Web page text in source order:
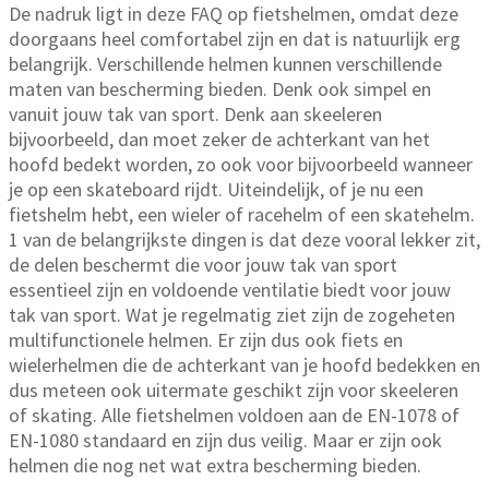
De nadruk ligt in deze FAQ op fietshelmen, omdat deze
doorgaans heel comfortabel zijn en dat is natuurlijk erg
belangrijk. Verschillende helmen kunnen verschillende
maten van bescherming bieden. Denk ook simpel en
vanuit jouw tak van sport. Denk aan skeeleren
bijvoorbeeld, dan moet zeker de achterkant van het
hoofd bedekt worden, zo ook voor bijvoorbeeld wanneer
je op een skateboard rijdt. Uiteindelijk, of je nu een
fietshelm hebt, een wieler of racehelm of een skatehelm.
1 van de belangrijkste dingen is dat deze vooral lekker zit,
de delen beschermt die voor jouw tak van sport
essentieel zijn en voldoende ventilatie biedt voor jouw
tak van sport. Wat je regelmatig ziet zijn de zogeheten
multifunctionele helmen. Er zijn dus ook fiets en
wielerhelmen die de achterkant van je hoofd bedekken en
dus meteen ook uitermate geschikt zijn voor skeeleren
of skating. Alle fietshelmen voldoen aan de EN-1078 of
EN-1080 standaard en zijn dus veilig. Maar er zijn ook
helmen die nog net wat extra bescherming bieden.